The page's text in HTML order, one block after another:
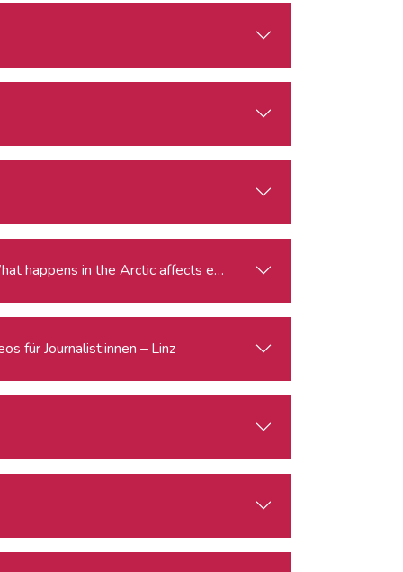
for the Arctic: Climate Change, Economy, Security What happens in the Arctic affects everyone.
für Journalist:innen – Linz